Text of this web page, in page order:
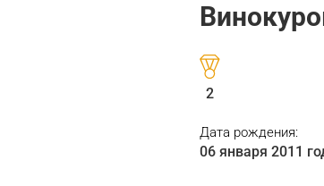
2
Дата рождения:
06 января 2011